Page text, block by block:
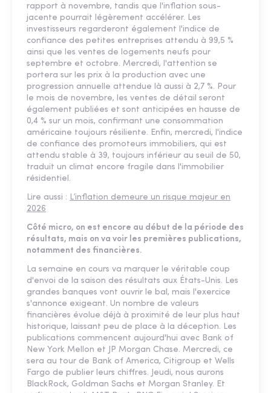
rapport à novembre, tandis que l'inflation sous-
jacente pourrait légèrement accélérer. Les
investisseurs regarderont également l'indice de
confiance des petites entreprises attendu à 99,5 %
ainsi que les ventes de logements neufs pour
septembre et octobre. Mercredi, l'attention se
portera sur les prix à la production avec une
progression annuelle attendue là aussi à 2,7 %. Pour
le mois de novembre, les ventes de détail seront
également publiées et sont anticipées en hausse de
0,4 % sur un mois, confirmant une consommation
américaine toujours résiliente. Enfin, mercredi, l'indice
de confiance des promoteurs immobiliers, qui est
attendu stable à 39, toujours inférieur au seuil de 50,
traduit un climat encore fragile dans l'immobilier
résidentiel.
Lire aussi : L’inflation demeure un risque majeur en
2026
Côté micro, on est encore au début de la période des
résultats, mais on va voir les premières publications,
notamment des financières.
La semaine en cours va marquer le véritable coup
d'envoi de la saison des résultats aux États-Unis. Les
grandes banques vont ouvrir le bal, mais l'exercice
s'annonce exigeant. Un nombre de valeurs
financières évolue déjà à proximité de leur plus haut
historique, laissant peu de place à la déception. Les
publications commencent aujourd'hui avec Bank of
New York Mellon et JP Morgan Chase. Mercredi, ce
sera au tour de Bank of America, Citigroup et Wells
Fargo de publier leurs chiffres. Jeudi, nous aurons
BlackRock, Goldman Sachs et Morgan Stanley. Et